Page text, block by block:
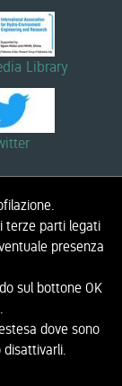
terze parti legati
presenza
sul bottone OK
dove sono
Library
EVENTI
LINK
INFORMATIVA PRIVACY